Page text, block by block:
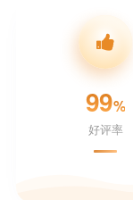
99%
好评率